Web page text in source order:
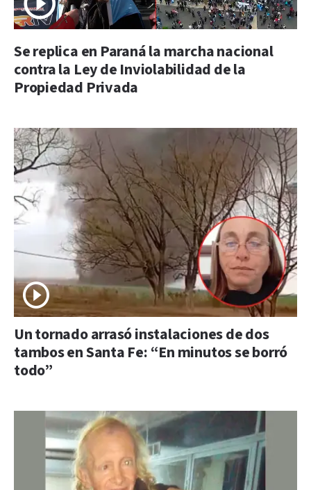
Se replica en Paraná la marcha nacional
contra la Ley de Inviolabilidad de la
Propiedad Privada
Un tornado arrasó instalaciones de dos
tambos en Santa Fe: “En minutos se borró
todo”